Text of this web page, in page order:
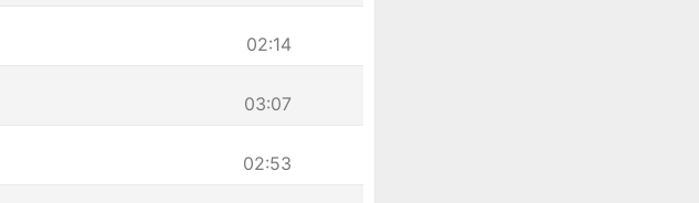
02:14
03:07
02:53